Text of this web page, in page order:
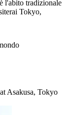
l'abito tradizionale
Tokyo,
Asakusa, Tokyo